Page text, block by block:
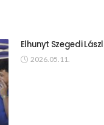
Elhunyt Szegedi
2026.05.11.